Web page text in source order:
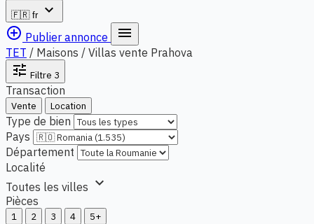
🇫🇷 fr
expand_more
add_circle_outline Publier annonce menu
TET / Maisons / Villas vente Prahova
tune Filtre 3
Transaction
Vente Location
Type de bien
Pays
Département
Localité
Toutes les villes expand_more
Pièces
1 2 3 4 5+